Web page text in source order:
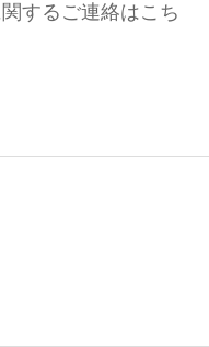
するご連絡はこち